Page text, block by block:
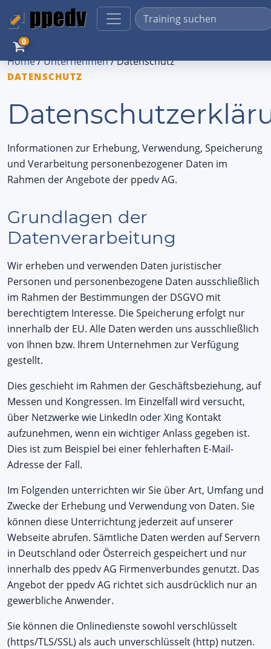
0
Home/Unternehmen/Datenschutz
DATENSCHUTZ
Informationen zur Erhebung, Verwendung, Speicherung
und Verarbeitung personenbezogener Daten im
Rahmen der Angebote der ppedv AG.
Grundlagen der
Datenverarbeitung
Wir erheben und verwenden Daten juristischer
Personen und personenbezogene Daten ausschließlich
im Rahmen der Bestimmungen der DSGVO mit
berechtigtem Interesse. Die Speicherung erfolgt nur
innerhalb der EU. Alle Daten werden uns ausschließlich
von Ihnen bzw. Ihrem Unternehmen zur Verfügung
gestellt.
Dies geschieht im Rahmen der Geschäftsbeziehung, auf
Messen und Kongressen. Im Einzelfall wird versucht,
über Netzwerke wie LinkedIn oder Xing Kontakt
aufzunehmen, wenn ein wichtiger Anlass gegeben ist.
Dies ist zum Beispiel bei einer fehlerhaften E-Mail-
Adresse der Fall.
Im Folgenden unterrichten wir Sie über Art, Umfang und
Zwecke der Erhebung und Verwendung von Daten. Sie
können diese Unterrichtung jederzeit auf unserer
Webseite abrufen. Sämtliche Daten werden auf Servern
in Deutschland oder Österreich gespeichert und nur
innerhalb des ppedv AG Firmenverbundes genutzt. Das
Angebot der ppedv AG richtet sich ausdrücklich nur an
gewerbliche Anwender.
Sie können die Onlinedienste sowohl verschlüsselt
(https/TLS/SSL) als auch unverschlüsselt (http) nutzen.